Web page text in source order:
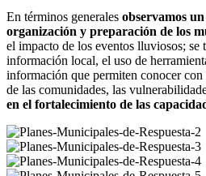
En términos generales observamos
organización y preparación de los
el impacto de los eventos lluviosos;
información local, el uso de
información que permiten conocer
de las comunidades, las
en el fortalecimiento de las